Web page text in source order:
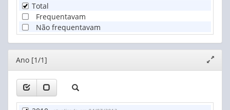
Total
Frequentavam
Não frequentavam
Editor
janela
Ano [1/1]